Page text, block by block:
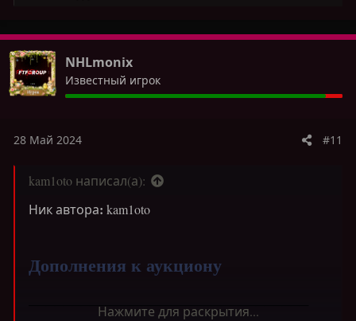
к
ц
и
и
:
NHLmonix
Известный игрок
28 Май 2024 #11
kam1oto написал(а):
Ник автора: kam1oto
Дополнения к аукциону
────────────────────────────────
Нажмите для раскрытия...